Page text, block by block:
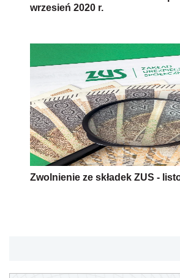
wrzesień 2020 r.
Zwolnienie ze składek ZUS -